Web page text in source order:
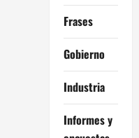
Frases
Gobierno
Industria
Informes y